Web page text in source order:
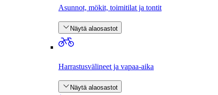
Asunnot, mökit, toimitilat ja tontit
Näytä alaosastot
Harrastus­välineet ja vapaa-aika
Näytä alaosastot